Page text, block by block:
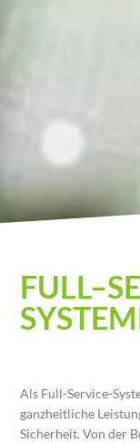
Als Full-Service-
ganzheitliche
Sicherheit. Von der